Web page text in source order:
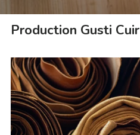
Production Gusti Cuir